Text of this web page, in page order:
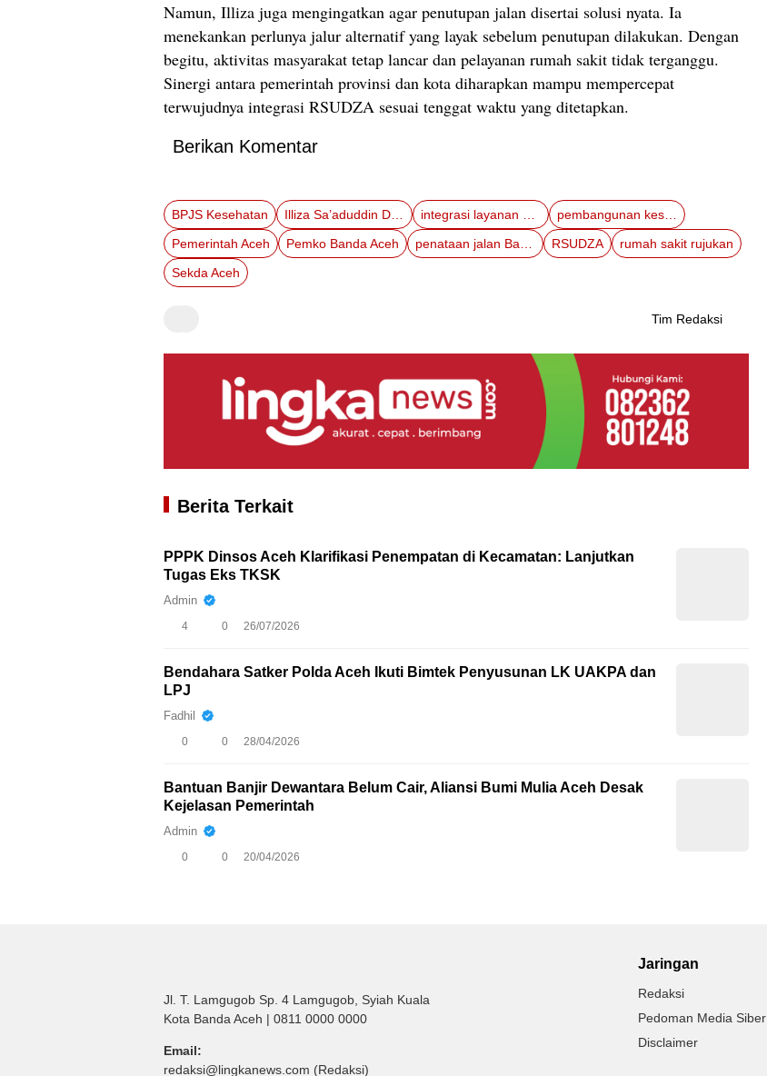
Namun, Illiza juga mengingatkan agar penutupan jalan disertai solusi nyata. Ia
menekankan perlunya jalur alternatif yang layak sebelum penutupan dilakukan. Dengan
begitu, aktivitas masyarakat tetap lancar dan pelayanan rumah sakit tidak terganggu.
Sinergi antara pemerintah provinsi dan kota diharapkan mampu mempercepat
terwujudnya integrasi RSUDZA sesuai tenggat waktu yang ditetapkan.
Berikan Komentar
BPJS Kesehatan Illiza Sa’aduddin Djamal integrasi layanan kesehatan
pembangunan kesehatan Aceh
Pemerintah Aceh
Pemko Banda Aceh penataan jalan Banda Aceh RSUDZA
rumah sakit rujukan
Sekda Aceh
Tim Redaksi
Berita Terkait
PPPK Dinsos Aceh Klarifikasi Penempatan di Kecamatan: Lanjutkan
Tugas Eks TKSK
Admin
4 0 26/07/2026
Bendahara Satker Polda Aceh Ikuti Bimtek Penyusunan LK UAKPA dan
LPJ
Fadhil
0 0 28/04/2026
Bantuan Banjir Dewantara Belum Cair, Aliansi Bumi Mulia Aceh Desak
Kejelasan Pemerintah
Admin
0 0 20/04/2026
Jl. T. Lamgugob Sp. 4 Lamgugob, Syiah Kuala
Kota Banda Aceh | 0811 0000 0000
Email:
redaksi@lingkanews.com (Redaksi)
Jaringan
Redaksi
Pedoman Media Siber
Disclaimer